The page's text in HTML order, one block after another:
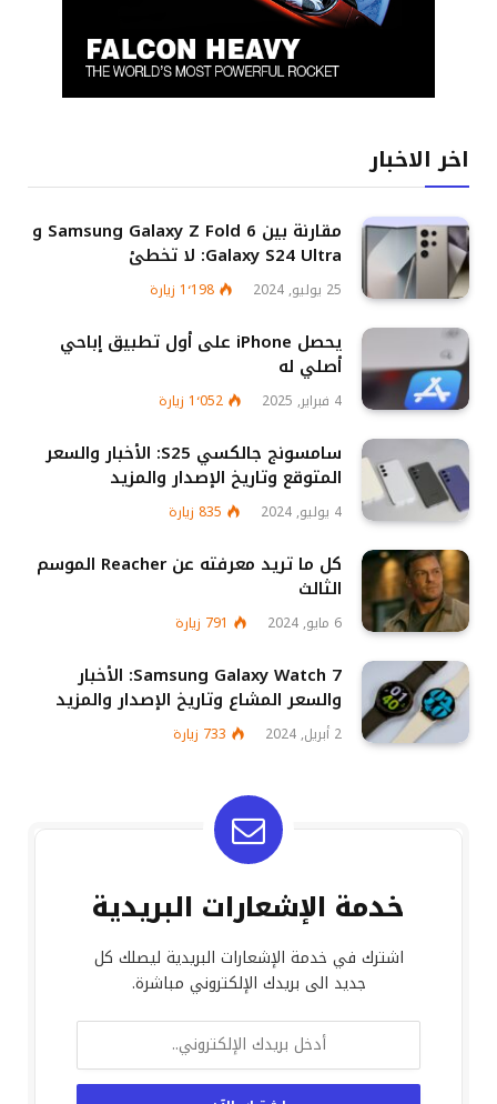
اخر الاخبار
مقارنة بين Samsung Galaxy Z Fold 6 و
Galaxy S24 Ultra: لا تخطئ
25 يوليو, 2024 1٬198 زيارة
يحصل iPhone على أول تطبيق إباحي
أصلي له
4 فبراير, 2025 1٬052 زيارة
سامسونج جالكسي S25: الأخبار والسعر
المتوقع وتاريخ الإصدار والمزيد
4 يوليو, 2024 835 زيارة
كل ما تريد معرفته عن Reacher الموسم
الثالث
6 مايو, 2024 791 زيارة
Samsung Galaxy Watch 7: الأخبار
والسعر المشاع وتاريخ الإصدار والمزيد
2 أبريل, 2024 733 زيارة
خدمة الإشعارات البريدية
اشترك في خدمة الإشعارات البريدية ليصلك كل
جديد الى بريدك الإلكتروني مباشرة.